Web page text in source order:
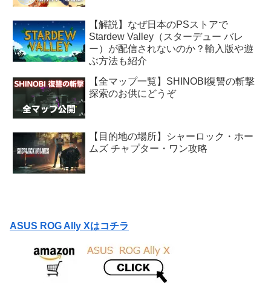
【解説】なぜ日本のPSストアで
Stardew Valley（スターデュー バレ
ー）が配信されないのか？輸入版や遊
ぶ方法も紹介
【全マップ一覧】SHINOBI復讐の斬撃
探索のお供にどうぞ
【目的地の場所】シャーロック・ホー
ムズ チャプター・ワン攻略
ASUS ROG Ally Xはコチラ